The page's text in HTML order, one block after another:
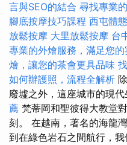
言與SEO的結合 尋找專業
腳底按摩技巧課程 西屯體
放鬆按摩 大里放鬆按摩 台
專業的外燴服務，滿足您
燴，讓您的茶會更具品味
如何辦護照，流程全解析
廢墟之外，這座城市的現代
薦 梵蒂岡和聖彼得大教堂
刻。 在越南，著名的海龍
到在綠色岩石之間航行，